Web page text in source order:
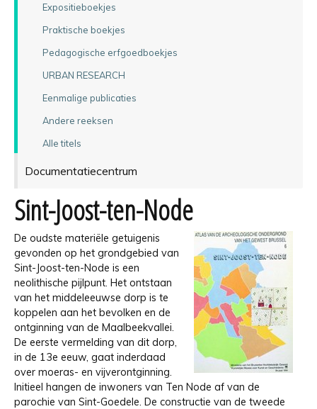
Expositieboekjes
Praktische boekjes
Pedagogische erfgoedboekjes
URBAN RESEARCH
Eenmalige publicaties
Andere reeksen
Alle titels
Documentatiecentrum
Sint-Joost-ten-Node
De oudste materiële getuigenis
gevonden op het grondgebied van
Sint-Joost-ten-Node is een
neolithische pijlpunt. Het ontstaan
van het middeleeuwse dorp is te
koppelen aan het bevolken en de
ontginning van de Maalbeekvallei.
De eerste vermelding van dit dorp,
in de 13e eeuw, gaat inderdaad
over moeras- en vijverontginning.
Initieel hangen de inwoners van Ten Node af van de
parochie van Sint-Goedele. De constructie van de tweede